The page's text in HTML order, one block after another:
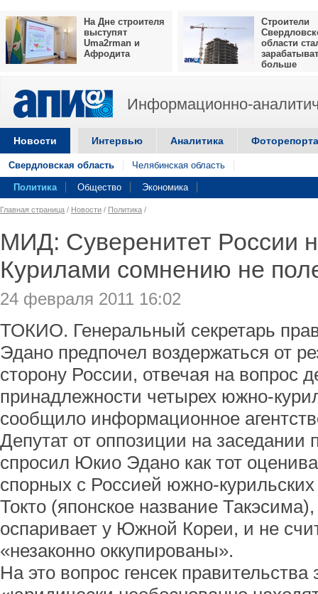
На Дне строителя
выступят
Uma2rman и
Афродита
Строители
области
больше
Информационно-
Новости Интервью Аналитика
Свердловская область Челябинская область
Политика Общество Экономика
Главная страница / Новости / Политика /
МИД: Суверенитет России
Курилами сомнению не
24 февраля 2011 16:02
ТОКИО. Генеральный секретарь
Эдано предпочел воздержаться от
сторону России, отвечая на вопрос
принадлежности четырех южно-
сообщило информационное
Депутат от оппозиции на заседании
спросил Юкио Эдано как тот
спорных с Россией южно-
Токто (японское название
оспаривает у Южной Кореи, и не
«незаконно оккупированы».
На это вопрос генсек правительства